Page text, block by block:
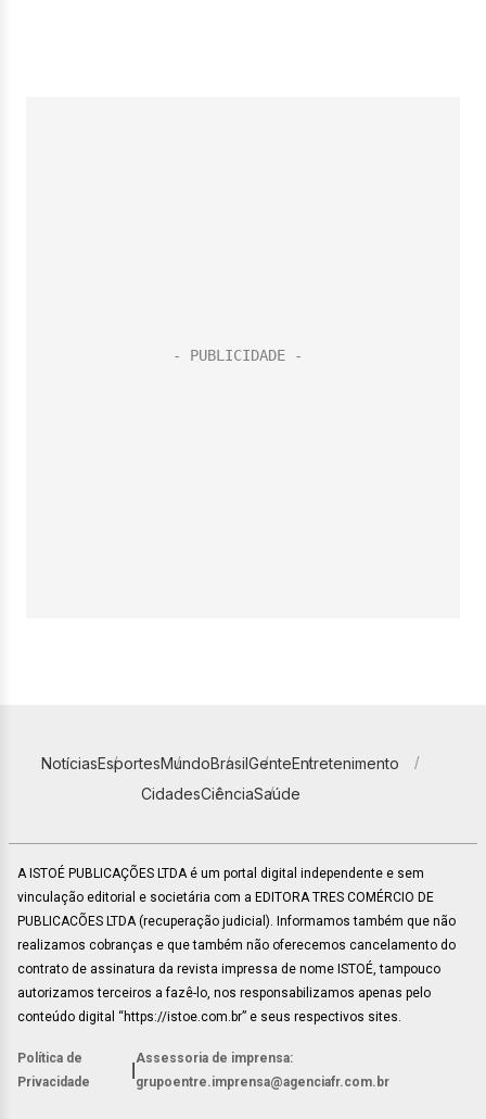
NotíciasEsportesMundoBrasilGenteEntretenimento
CidadesCiênciaSaúde
A ISTOÉ PUBLICAÇÕES LTDA é um portal digital independente e sem
vinculação editorial e societária com a EDITORA TRES COMÉRCIO DE
PUBLICACÕES LTDA (recuperação judicial). Informamos também que não
realizamos cobranças e que também não oferecemos cancelamento do
contrato de assinatura da revista impressa de nome ISTOÉ, tampouco
autorizamos terceiros a fazê-lo, nos responsabilizamos apenas pelo
conteúdo digital “https://istoe.com.br” e seus respectivos sites.
Política de
Privacidade
Assessoria de imprensa:
grupoentre.imprensa@agenciafr.com.br